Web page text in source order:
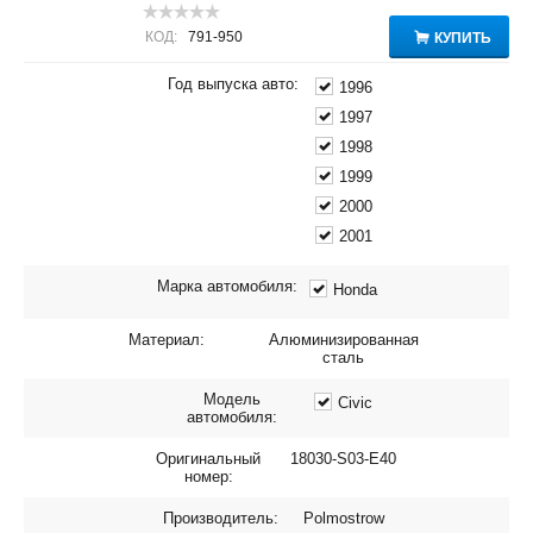
КОД: 791-950 КУПИТЬ
Год выпуска авто:
1996
1997
1998
1999
2000
2001
Марка автомобиля: Honda
Материал:
Алюминизированная
сталь
Модель
автомобиля:
Civic
Оригинальный
номер:
18030-S03-E40
Производитель: Polmostrow